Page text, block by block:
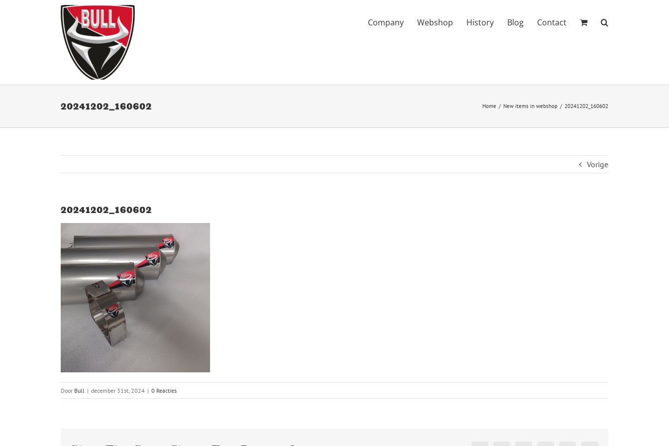
Company Webshop History Blog Contact
20241202_160602 Home New items in webshop 20241202_160602
Vorige
20241202_160602
Door Bull | december 31st, 2024 | 0 Reacties